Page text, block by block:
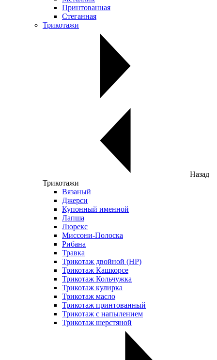
Принтованная
Стеганная
Трикотажи
Назад
Трикотажи
Вязаный
Джерси
Купонный именной
Лапша
Люрекс
Миссони-Полоска
Рибана
Травка
Трикотаж двойной (НР)
Трикотаж Кашкорсе
Трикотаж Кольчужка
Трикотаж кулирка
Трикотаж масло
Трикотаж принтованный
Трикотаж с напылением
Трикотаж шерстяной